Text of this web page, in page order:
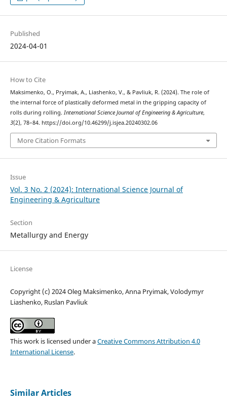
Published
2024-04-01
How to Cite
Maksimenko, O., Pryimak, A., Liashenko, V., & Pavliuk, R. (2024). The role of
the internal force of plastically deformed metal in the gripping capacity of
rolls during rolling. International Science Journal of Engineering & Agriculture,
3(2), 78–84. https://doi.org/10.46299/j.isjea.20240302.06
More Citation Formats
Issue
Vol. 3 No. 2 (2024): International Science Journal of
Engineering & Agriculture
Section
Metallurgy and Energy
License
Copyright (c) 2024 Oleg Maksimenko, Anna Pryimak, Volodymyr
Liashenko, Ruslan Pavliuk
This work is licensed under aCreative Commons Attribution 4.0
International License.
Similar Articles